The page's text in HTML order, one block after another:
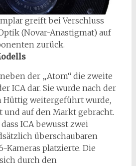
greift bei Verschluss
(Novar-Anastigmat) auf
zurück.
der „Atom“ die zweite
ICA dar. Sie wurde nach der
Hüttig weitergeführt wurde,
und auf den Markt gebracht.
ICA bewusst zwei
überschaubaren
Kameras platzierte. Die
durch den